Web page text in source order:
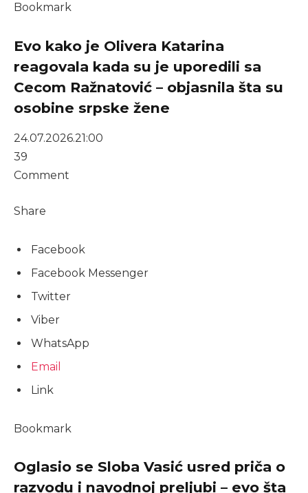
Bookmark
Evo kako je Olivera Katarina
reagovala kada su je uporedili sa
Cecom Ražnatović – objasnila šta su
osobine srpske žene
24.07.2026.21:00
39
Comment
Share
Facebook
Facebook Messenger
Twitter
Viber
WhatsApp
Email
Link
Bookmark
Oglasio se Sloba Vasić usred priča o
razvodu i navodnoj preljubi – evo šta